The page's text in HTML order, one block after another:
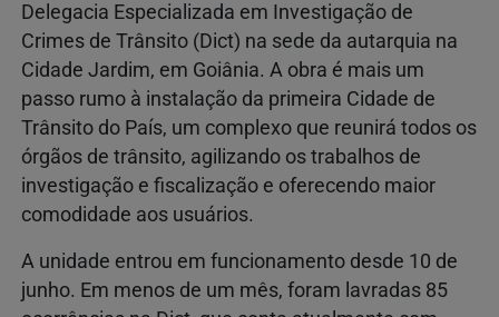
Delegacia Especializada em Investigação de
Crimes de Trânsito (Dict) na sede da autarquia na
Cidade Jardim, em Goiânia. A obra é mais um
passo rumo à instalação da primeira Cidade de
Trânsito do País, um complexo que reunirá todos os
órgãos de trânsito, agilizando os trabalhos de
investigação e fiscalização e oferecendo maior
comodidade aos usuários.
A unidade entrou em funcionamento desde 10 de
junho. Em menos de um mês, foram lavradas 85